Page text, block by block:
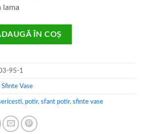
lama
ÎN COȘ
95-1
Sfinte Vase
, potir,sfant potir,sfinte vase